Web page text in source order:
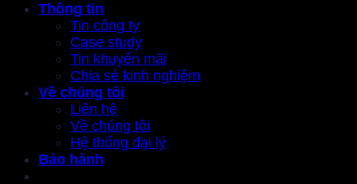
Thông tin
Tin công ty
Case study
Tin khuyến mãi
Chia sẻ kinh nghiệm
Về chúng tôi
Liên hệ
Về chúng tôi
Hệ thống đại lý
Bảo hành